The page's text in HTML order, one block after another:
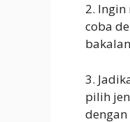
2.
coba
3.
pilih